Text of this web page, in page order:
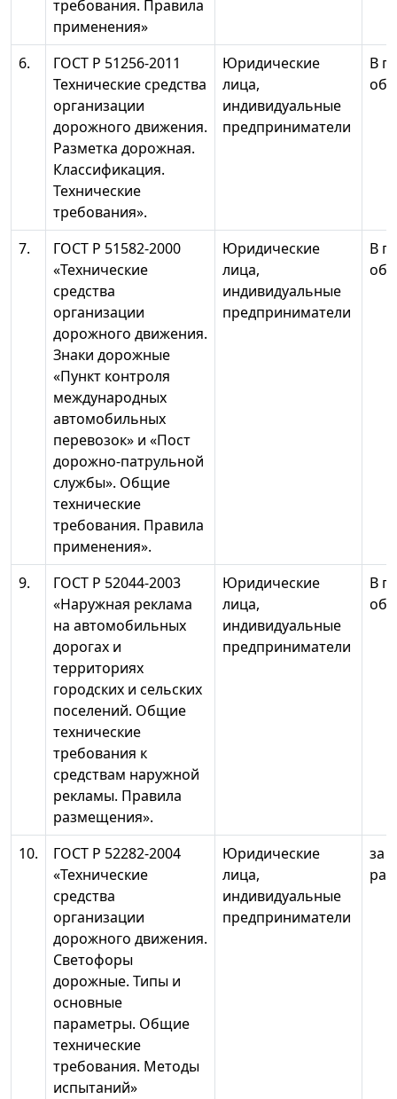
требования. Правила
применения»
6.
ГОСТ Р 51256-2011
Технические средства
организации
дорожного движения.
Разметка дорожная.
Классификация.
Технические
требования».
Юридические
лица,
индивидуальные
предприниматели
В
7.
ГОСТ Р 51582-2000
«Технические
средства
организации
дорожного движения.
Знаки дорожные
«Пункт контроля
международных
автомобильных
перевозок» и «Пост
дорожно-патрульной
службы». Общие
технические
требования. Правила
применения».
Юридические
лица,
индивидуальные
предприниматели
В
9.
ГОСТ Р 52044-2003
«Наружная реклама
на автомобильных
дорогах и
территориях
городских и сельских
поселений. Общие
технические
требования к
средствам наружной
рекламы. Правила
размещения».
Юридические
лица,
индивидуальные
предприниматели
В
10.
ГОСТ Р 52282-2004
«Технические
средства
организации
дорожного движения.
Светофоры
дорожные. Типы и
основные
параметры. Общие
технические
требования. Методы
испытаний»
Юридические
лица,
индивидуальные
предприниматели
за